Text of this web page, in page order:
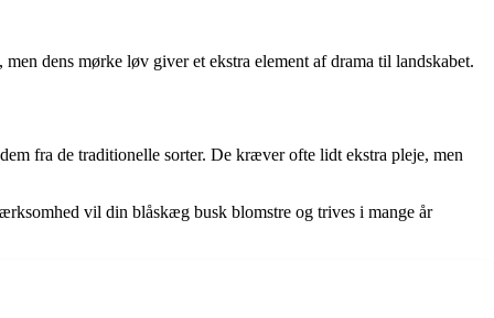
dens mørke løv giver et ekstra element af drama til landskabet.
fra de traditionelle sorter. De kræver ofte lidt ekstra pleje, men
vil din blåskæg busk blomstre og trives i mange år